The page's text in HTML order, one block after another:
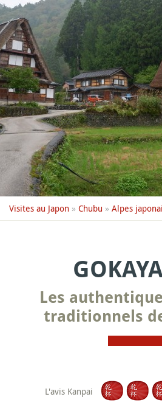
Visites au Japon » Chubu » Alpes
Les
traditionnels
L'avis Kanpai